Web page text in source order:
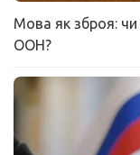
Мова як зброя: чи
ООН?